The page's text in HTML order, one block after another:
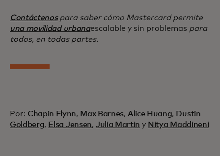
Contáctenospara saber cómo Mastercard permite
una movilidad urbanaescalable y sin problemas para
todos, en todas partes.
Por: Chapin Flynn, Max Barnes, Alice Huang, Dustin
Goldberg, Elsa Jensen, Julia Martin y Nitya Maddineni